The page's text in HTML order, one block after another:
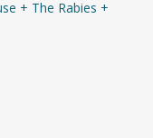
+ The Rabies +